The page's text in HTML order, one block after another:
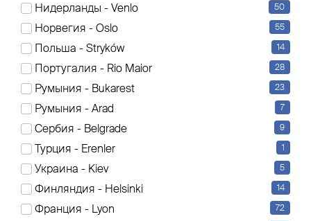
Нидерланды - Venlo 50
Норвегия - Oslo 55
Польша - Stryków 14
Португалия - Rio Maior 28
Румыния - Bukarest 23
Румыния - Arad 7
Сербия - Belgrade 9
Турция - Erenler 1
Украина - Kiev 5
Финляндия - Helsinki 14
Франция - Lyon 72